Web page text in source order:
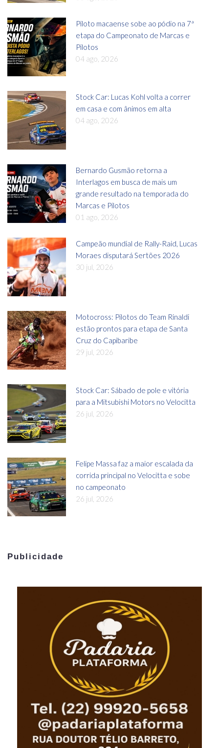
Piloto macaense sobe ao pódio na 7ª
etapa do Campeonato de Marcas e
Pilotos
04 ago, 2026
Stock Car: Lucas Kohl volta a correr
em casa e com ânimos em alta
04 ago, 2026
Bernardo Gusmão retorna a
Interlagos em busca de mais um
grande resultado na temporada do
Marcas e Pilotos
01 ago, 2026
Campeão mundial de Rally-Raid, Lucas
Moraes disputará Sertões 2026
30 jul, 2026
Motocross: Pilotos do Team Rinaldi
estão prontos para etapa de Santa
Cruz do Capibaribe
29 jul, 2026
Stock Car: Sábado de pole e vitória
para a Mitsubishi Motors no Velocitta
26 jul, 2026
Felipe Massa faz a maior escalada da
corrida principal no Velocitta e sobe
no campeonato
26 jul, 2026
Publicidade